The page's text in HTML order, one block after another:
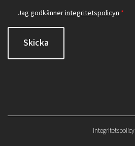
Jag godkännerintegritetspolicyn *
Skicka
Integritetspolicy